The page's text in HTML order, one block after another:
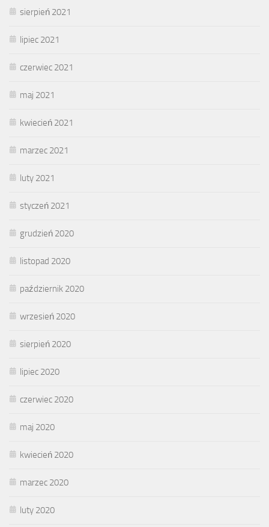
sierpień 2021
lipiec 2021
czerwiec 2021
maj 2021
kwiecień 2021
marzec 2021
luty 2021
styczeń 2021
grudzień 2020
listopad 2020
październik 2020
wrzesień 2020
sierpień 2020
lipiec 2020
czerwiec 2020
maj 2020
kwiecień 2020
marzec 2020
luty 2020